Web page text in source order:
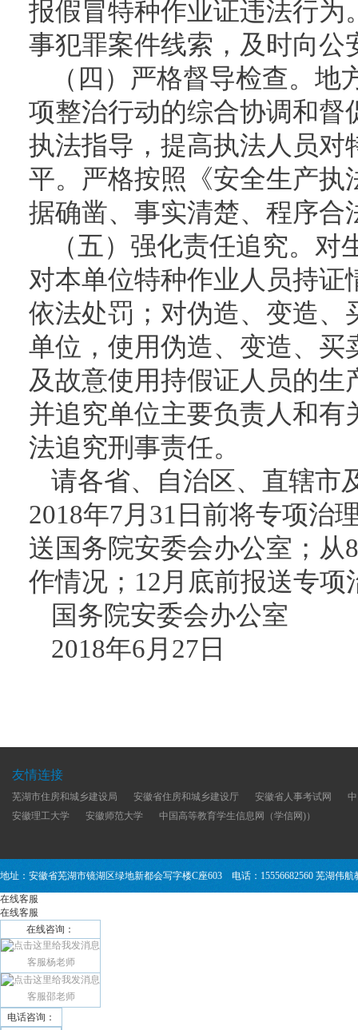
报假冒特种作业证违法行
事犯罪案件线索，及时向公
（四）严格督导检查。
项整治行动的综合协调和
执法指导，提高执法人员
平。严格按照《安全生产
据确凿、事实清楚、程序合
（五）强化责任追究。
对本单位特种作业人员持
依法处罚；对伪造、变造
单位，使用伪造、变造、
及故意使用持假证人员的
并追究单位主要负责人和
法追究刑事责任。
请各省、自治区、直辖市
2018年7月31日前将专项治
送国务院安委会办公室；
作情况；12月底前报送专项
国务院安委会办公室
2018年6月27日
友情连接
芜湖市住房和城乡建设局 安徽省住房和城乡建设厅 安徽省人事考试网
安徽理工大学
安徽师范大学 中国高等教育学生信息网（学信网)）
地址：安徽省芜湖市镜湖区绿地新都会写字楼C座603 电话：15556682560 芜湖伟
在线客服
在线客服
在线咨询：
客服杨老师
客服邵老师
电话咨询：